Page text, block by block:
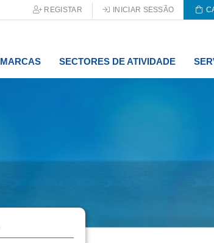
REGISTAR INICIAR SESSÃO
MARCAS SECTORES DE ATIVIDADE